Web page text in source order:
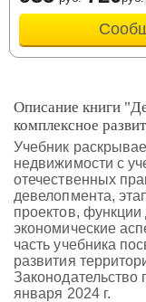
Описание книги
комплексное
Учебник
недвижимости с
отечественных
девелопмента,
проектов,
экономические
часть учебника
развития
января 2024 г.